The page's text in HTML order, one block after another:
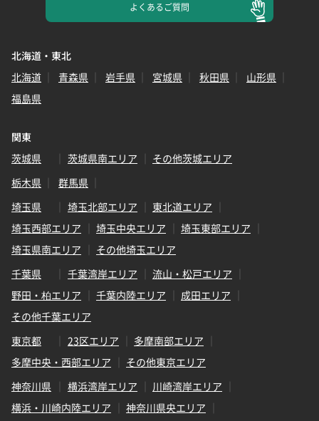
よくあるご質問
北海道・東北
北海道
青森県 岩手県 宮城県 秋田県
山形県
福島県
関東
茨城県
茨城県南エリア
その他茨城エリア
栃木県
群馬県
埼玉県
埼玉北部エリア
東北道エリア
埼玉西部エリア
埼玉中央エリア
埼玉東部エリア
埼玉県南エリア
その他埼玉エリア
千葉県
千葉湾岸エリア
流山・松戸エリア
野田・柏エリア
千葉内陸エリア
成田エリア
その他千葉エリア
東京都
23区エリア
多摩南部エリア
多摩中央・西部エリア
その他東京エリア
神奈川県
横浜湾岸エリア
川崎湾岸エリア
横浜・川崎内陸エリア
神奈川県央エリア